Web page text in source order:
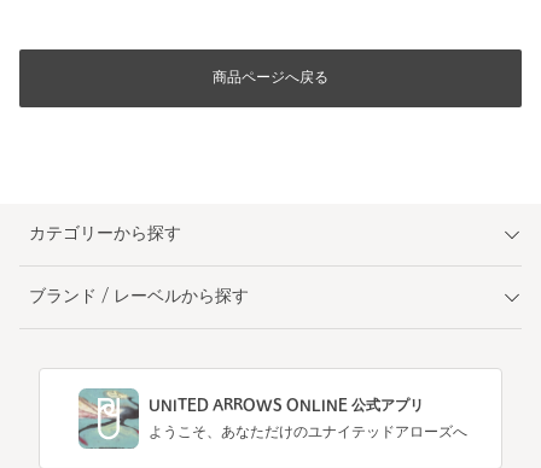
商品ページへ戻る
カテゴリーから探す
ブランド / レーベルから探す
UNITED ARROWS ONLINE 公式アプリ
ようこそ、あなただけのユナイテッドアローズへ